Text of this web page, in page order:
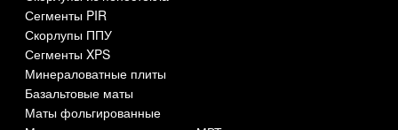
Сегменты PIR
Скорлупы ППУ
Сегменты XPS
Минераловатные плиты
Базальтовые маты
Маты фольгированные